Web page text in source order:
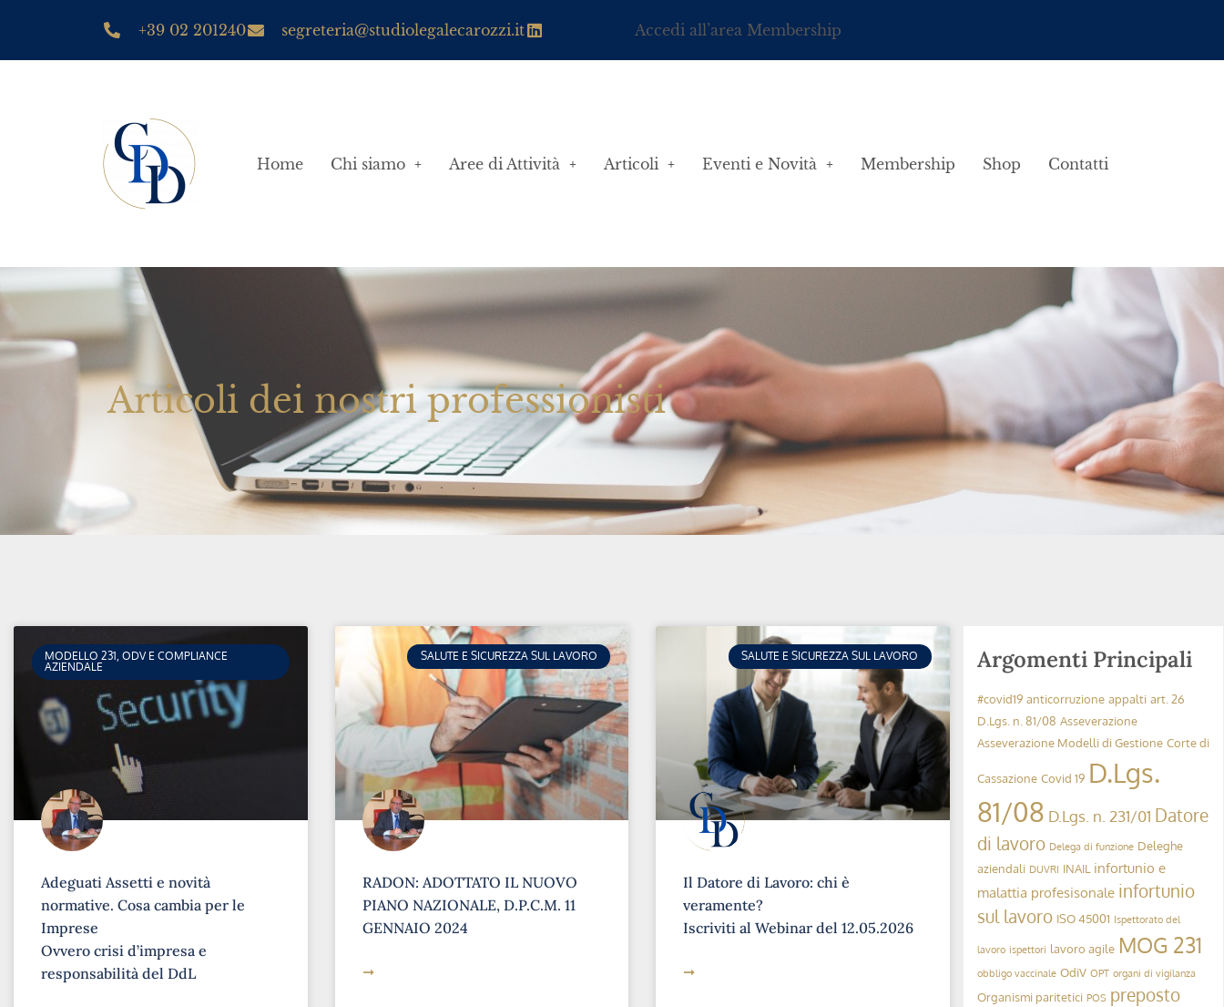
+39 02 201240 segreteria@studiolegalecarozzi.it Accedi all’area Membership
Home Chi siamo Aree di Attività Articoli Eventi e Novità Membership Shop Contatti
Articoli dei nostri professionisti
MODELLO 231, ODV E COMPLIANCE
AZIENDALE
Adeguati Assetti e novità
normative. Cosa cambia per le
Imprese
Ovvero crisi d’impresa e
responsabilità del DdL
SALUTE E SICUREZZA SUL LAVORO
RADON: ADOTTATO IL NUOVO
PIANO NAZIONALE, D.P.C.M. 11
GENNAIO 2024
➞
SALUTE E SICUREZZA SUL LAVORO
Il Datore di Lavoro: chi è
veramente?
Iscriviti al Webinar del 12.05.2026
➞
Argomenti Principali
#covid19 anticorruzione appalti art. 26
D.Lgs. n. 81/08 Asseverazione
Asseverazione Modelli di Gestione Corte di
Cassazione Covid 19 D.Lgs.
81/08 D.Lgs. n. 231/01 Datore
di lavoro Delega di funzione Deleghe
aziendali DUVRI INAIL infortunio e
malattia profesisonale infortunio
sul lavoro ISO 45001 Ispettorato del
lavoro ispettori lavoro agile MOG 231
obbligo vaccinale OdiV OPT organi di vigilanza
Organismi paritetici POS preposto